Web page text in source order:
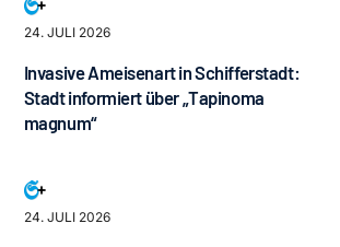
24. JULI 2026
Invasive Ameisenart in Schifferstadt:
Stadt informiert über „Tapinoma
magnum“
24. JULI 2026